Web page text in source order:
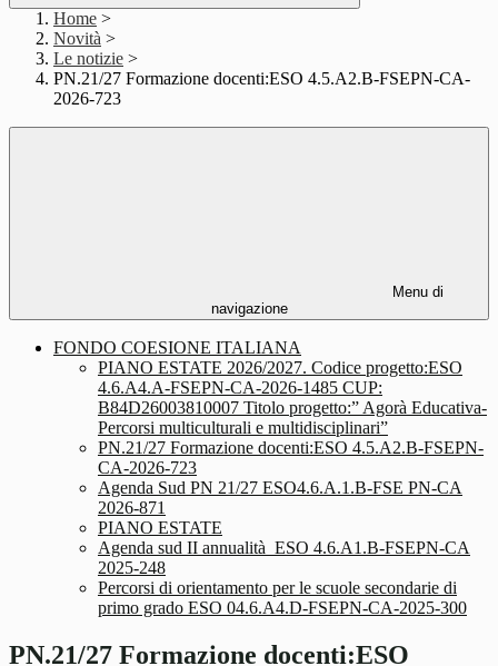
Home >
Novità >
Le notizie >
PN.21/27 Formazione docenti:ESO 4.5.A2.B-FSEPN-CA-
2026-723
Menu di
navigazione
FONDO COESIONE ITALIANA
PIANO ESTATE 2026/2027. Codice progetto:ESO
4.6.A4.A-FSEPN-CA-2026-1485 CUP:
B84D26003810007 Titolo progetto:” Agorà Educativa-
Percorsi multiculturali e multidisciplinari”
PN.21/27 Formazione docenti:ESO 4.5.A2.B-FSEPN-
CA-2026-723
Agenda Sud PN 21/27 ESO4.6.A.1.B-FSE PN-CA
2026-871
PIANO ESTATE
Agenda sud II annualità_ESO 4.6.A1.B-FSEPN-CA
2025-248
Percorsi di orientamento per le scuole secondarie di
primo grado ESO 04.6.A4.D-FSEPN-CA-2025-300
PN.21/27 Formazione docenti:ESO